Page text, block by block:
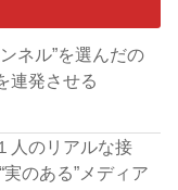
ネル”を選んだの
連発させる
人のリアルな接
のある”メディア